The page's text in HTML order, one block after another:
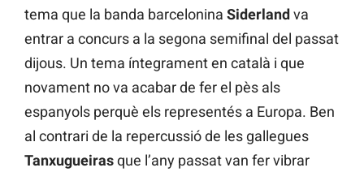
tema que la banda barcelonina Siderland va
entrar a concurs a la segona semifinal del passat
dijous. Un tema íntegrament en català i que
novament no va acabar de fer el pès als
espanyols perquè els representés a Europa. Ben
al contrari de la repercussió de les gallegues
Tanxugueirasque l’any passat van fer vibrar